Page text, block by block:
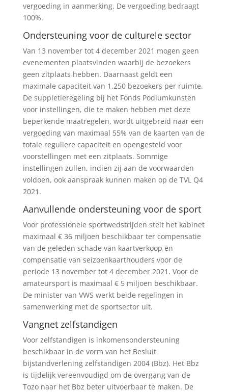
vergoeding in aanmerking. De vergoeding bedraagt
100%.
Ondersteuning voor de culturele sector
Van 13 november tot 4 december 2021 mogen geen
evenementen plaatsvinden waarbij de bezoekers
geen zitplaats hebben. Daarnaast geldt een
maximale capaciteit van 1.250 bezoekers per ruimte.
De suppletieregeling bij het Fonds Podiumkunsten
voor instellingen, die te maken hebben met deze
beperkende maatregelen, wordt uitgebreid naar een
vergoeding van maximaal 55% van de kaarten van de
totale reguliere capaciteit en opengesteld voor
voorstellingen met een zitplaats. Sommige
instellingen zullen, indien zij aan de voorwaarden
voldoen, ook aanspraak kunnen maken op de TVL Q4
2021.
Aanvullende ondersteuning voor de sport
Voor professionele sportwedstrijden stelt het kabinet
maximaal € 36 miljoen beschikbaar ter compensatie
van de geleden schade van kaartverkoop en
compensatie van seizoenkaarthouders voor de
periode 13 november tot 4 december 2021. Voor de
amateursport is maximaal € 5 miljoen beschikbaar.
De minister van VWS werkt beide regelingen in
samenwerking met de sportsector uit.
Vangnet zelfstandigen
Voor zelfstandigen is inkomensondersteuning
beschikbaar in de vorm van het Besluit
bijstandverlening zelfstandigen 2004 (Bbz). Het Bbz
is tijdelijk vereenvoudigd om de overgang van de
Tozo naar het Bbz beter uitvoerbaar te maken. De